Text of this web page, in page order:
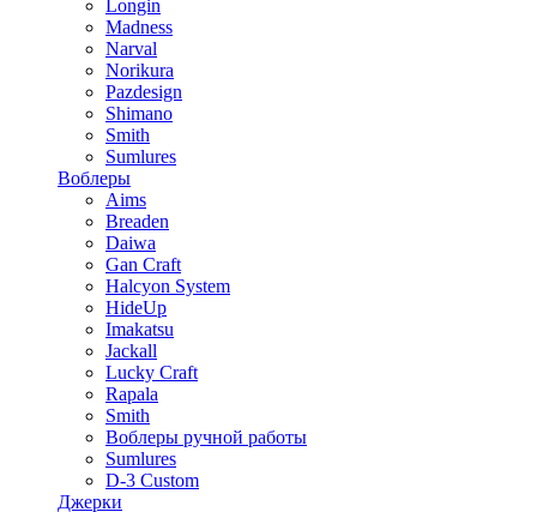
Longin
Madness
Narval
Norikura
Pazdesign
Shimano
Smith
Sumlures
Воблеры
Aims
Breaden
Daiwa
Gan Craft
Halcyon System
HideUp
Imakatsu
Jackall
Lucky Craft
Rapala
Smith
Воблеры ручной работы
Sumlures
D-3 Custom
Джерки